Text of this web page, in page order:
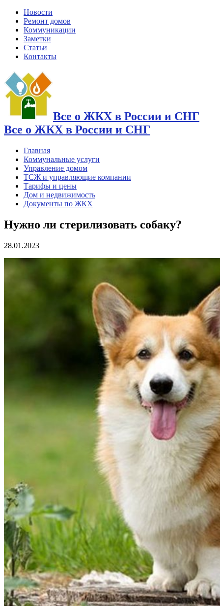
Новости
Ремонт домов
Коммуникации
Заметки
Статьи
Контакты
Все о ЖКХ в России и СНГ
Все о ЖКХ в России и СНГ
Главная
Коммунальные услуги
Управление домом
ТСЖ и управляющие компании
Тарифы и цены
Дом и недвижимость
Документы по ЖКХ
Нужно ли стерилизовать собаку?
28.01.2023